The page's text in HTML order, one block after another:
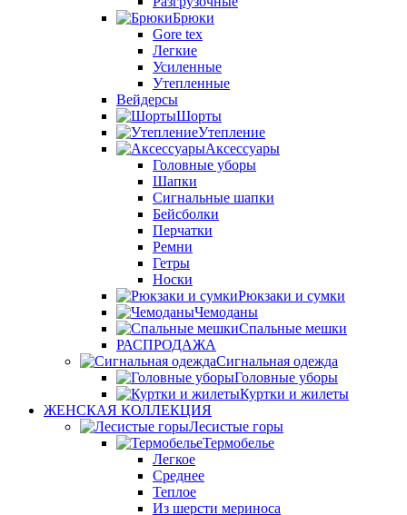
Брюки
Gore tex
Легкие
Усиленные
Утепленные
Вейдерсы
Шорты
Утепление
Аксессуары
Головные уборы
Шапки
Сигнальные шапки
Бейсболки
Перчатки
Ремни
Гетры
Носки
Рюкзаки и сумки
Чемоданы
Спальные мешки
РАСПРОДАЖА
Сигнальная одежда
Головные уборы
Куртки и жилеты
ЖЕНСКАЯ КОЛЛЕКЦИЯ
Лесистые горы
Термобелье
Легкое
Среднее
Теплое
Из шерсти мериноса